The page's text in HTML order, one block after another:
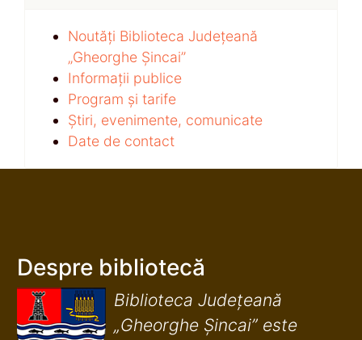
Noutăți Biblioteca Județeană
„Gheorghe Șincai”
Informații publice
Program și tarife
Știri, evenimente, comunicate
Date de contact
Despre bibliotecă
Biblioteca Județeană
„Gheorghe Șincai” este